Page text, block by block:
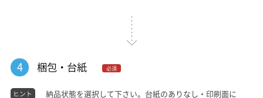
4 梱包・台紙 必須
ヒント
納品状態を選択して下さい。台紙のありなし・印刷面に